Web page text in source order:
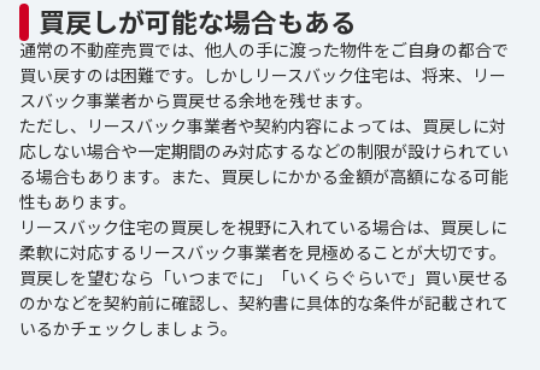
買戻しが可能な場合もある
通常の不動産売買では、他人の手に渡った物件をご自身の都合で
買い戻すのは困難です。しかしリースバック住宅は、将来、リー
スバック事業者から買戻せる余地を残せます。
ただし、リースバック事業者や契約内容によっては、買戻しに対
応しない場合や一定期間のみ対応するなどの制限が設けられてい
る場合もあります。また、買戻しにかかる金額が高額になる可能
性もあります。
リースバック住宅の買戻しを視野に入れている場合は、買戻しに
柔軟に対応するリースバック事業者を見極めることが大切です。
買戻しを望むなら「いつまでに」「いくらぐらいで」買い戻せる
のかなどを契約前に確認し、契約書に具体的な条件が記載されて
いるかチェックしましょう。